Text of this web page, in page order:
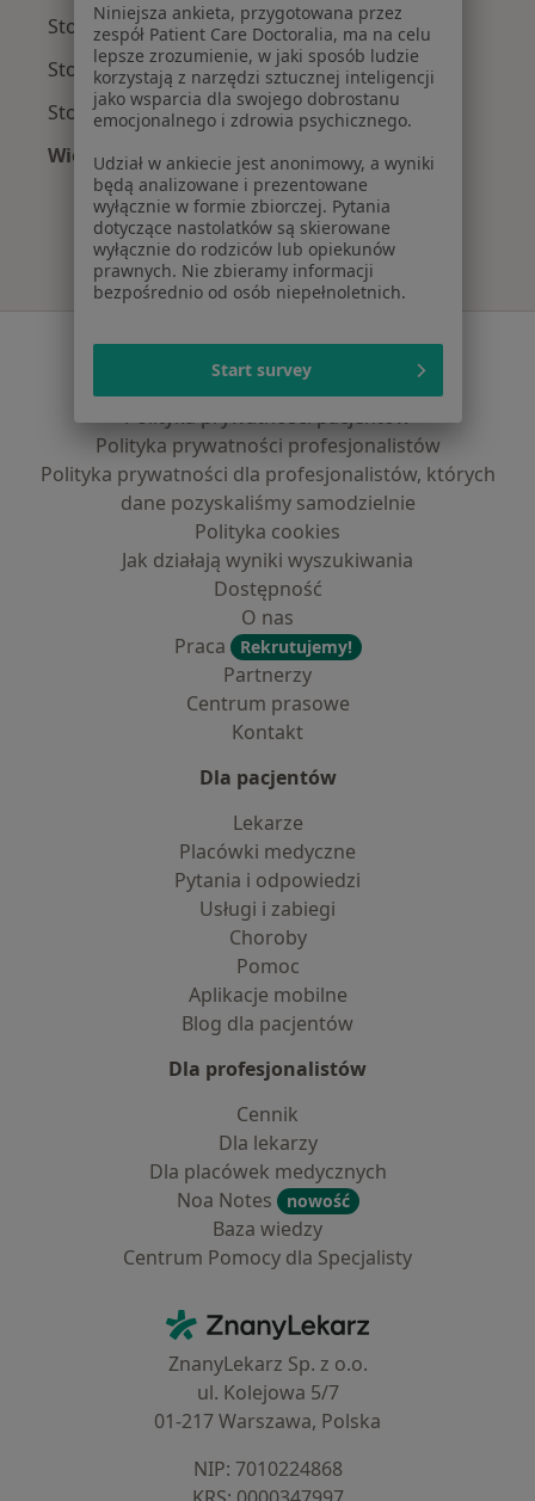
Stomatolodzy z INTER Polska w Warszawie
Stomatolodzy z Signal Iduna w Warszawie
Stomatolodzy z Compensa w Warszawie
Więcej (9)
Więcej w kategorii: Najpopularniejsze
Serwis
Regulamin
Polityka prywatności pacjentów
Polityka prywatności profesjonalistów
Polityka prywatności dla profesjonalistów, których
dane pozyskaliśmy samodzielnie
Polityka cookies
Jak działają wyniki wyszukiwania
Dostępność
O nas
Praca
Rekrutujemy!
Partnerzy
Centrum prasowe
Kontakt
Dla pacjentów
Lekarze
Placówki medyczne
Pytania i odpowiedzi
Usługi i zabiegi
Choroby
Pomoc
Aplikacje mobilne
Blog dla pacjentów
Dla profesjonalistów
Cennik
Dla lekarzy
Dla placówek medycznych
Noa Notes
nowość
Baza wiedzy
Centrum Pomocy dla Specjalisty
ZnanyLekarz - Strona główna
ZnanyLekarz Sp. z o.o.
ul. Kolejowa 5/7
01-217 Warszawa, Polska
NIP: ⁠7010224868
Niniejsza ankieta, przygotowana przez
zespół Patient Care Doctoralia, ma na celu
lepsze zrozumienie, w jaki sposób ludzie
korzystają z narzędzi sztucznej inteligencji
jako wsparcia dla swojego dobrostanu
emocjonalnego i zdrowia psychicznego.
Udział w ankiecie jest anonimowy, a wyniki
będą analizowane i prezentowane
wyłącznie w formie zbiorczej. Pytania
dotyczące nastolatków są skierowane
wyłącznie do rodziców lub opiekunów
prawnych. Nie zbieramy informacji
bezpośrednio od osób niepełnoletnich.
Start survey